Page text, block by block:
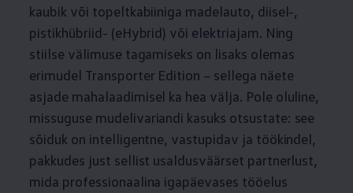
kaubik või topeltkabiiniga madelauto, diisel-,
pistikhübriid- (eHybrid) või elektriajam. Ning
stiilse välimuse tagamiseks on lisaks olemas
erimudel Transporter Edition – sellega näete
asjade mahalaadimisel ka hea välja. Pole oluline,
missuguse mudelivariandi kasuks otsustate: see
sõiduk on intelligentne, vastupidav ja töökindel,
pakkudes just sellist usaldusväärset partnerlust,
mida professionaalina igapäevases tööelus